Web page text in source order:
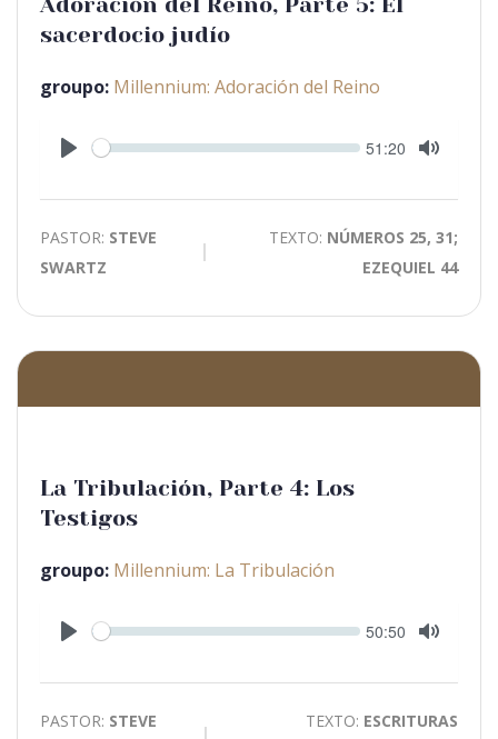
sacerdocio judío
groupo: Millennium: Adoración del Reino
Play
Seek Current
time
51:20
PASTOR: STEVE
SWARTZ
TEXTO: NÚMEROS 25, 31;
EZEQUIEL 44
La Tribulación, Parte 4: Los
Testigos
groupo: Millennium: La Tribulación
Play
Seek Current
time
50:50
PASTOR: STEVE
TEXTO: ESCRITURAS